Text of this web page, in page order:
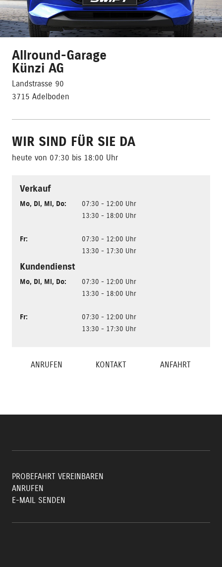
Allround-Garage
Künzi AG
Landstrasse 90
3715 Adelboden
WIR SIND FÜR SIE DA
heute von 07:30 bis 18:00 Uhr
Verkauf
Mo, Di, Mi, Do:
07:30 - 12:00 Uhr
13:30 - 18:00 Uhr
Fr:
07:30 - 12:00 Uhr
13:30 - 17:30 Uhr
Kundendienst
Mo, Di, Mi, Do:
07:30 - 12:00 Uhr
13:30 - 18:00 Uhr
Fr:
07:30 - 12:00 Uhr
13:30 - 17:30 Uhr
ANRUFEN KONTAKT ANFAHRT
PROBEFAHRT VEREINBAREN
ANRUFEN
E-MAIL SENDEN